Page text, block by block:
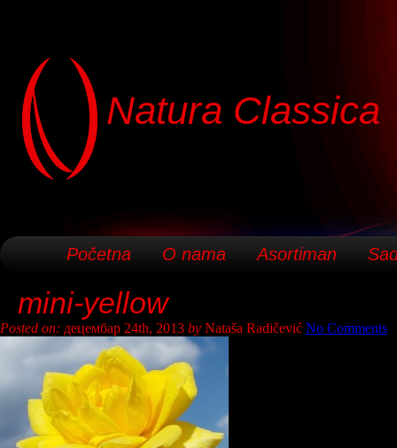
Natura Classica
Početna O nama Asortiman
mini-yellow
Posted on: децембар 24th, 2013 by Nataša Radičević No Comments